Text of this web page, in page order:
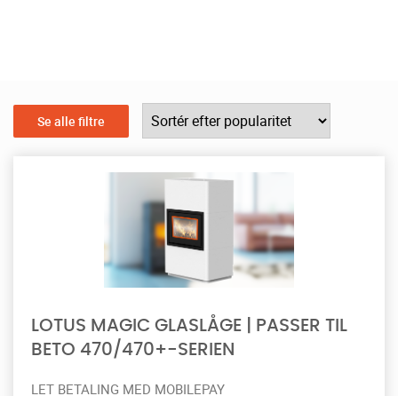
Se alle filtre
LOTUS MAGIC GLASLÅGE | PASSER TIL
BETO 470/470+-SERIEN
LET BETALING MED MOBILEPAY